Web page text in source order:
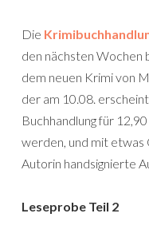
Die
den nächsten Wochen
dem neuen Krimi von
der am 10.08.
Buchhandlung für
werden, und mit etwas
Autorin handsignierte
Leseprobe Teil 2